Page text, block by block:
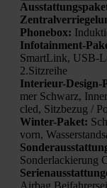
Phone­box:
Info­tain­ment-
Smart­Link, USB-
2.Sitzreihe
Inte­ri­eur-Design-
mer Schwarz,
cled, Sitz­be­zug /
Win­ter-Paket:
vorn,
Son­der­la­ckie­rung